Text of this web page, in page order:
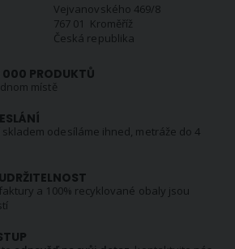
Vejvanovského 469/8
767 01 Kroměříž
Česká republika
000 PRODUKTŮ
místě
odesíláme ihned, metráže do 4
a 100% recyklované obaly jsou